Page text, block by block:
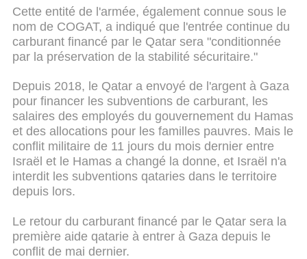
Cette entité de l'armée, également connue sous le
nom de COGAT, a indiqué que l'entrée continue du
carburant financé par le Qatar sera "conditionnée
par la préservation de la stabilité sécuritaire."
Depuis 2018, le Qatar a envoyé de l'argent à Gaza
pour financer les subventions de carburant, les
salaires des employés du gouvernement du Hamas
et des allocations pour les familles pauvres. Mais le
conflit militaire de 11 jours du mois dernier entre
Israël et le Hamas a changé la donne, et Israël n'a
interdit les subventions qataries dans le territoire
depuis lors.
Le retour du carburant financé par le Qatar sera la
première aide qatarie à entrer à Gaza depuis le
conflit de mai dernier.